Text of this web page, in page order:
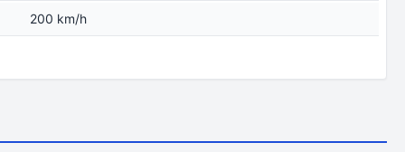
200 km/h